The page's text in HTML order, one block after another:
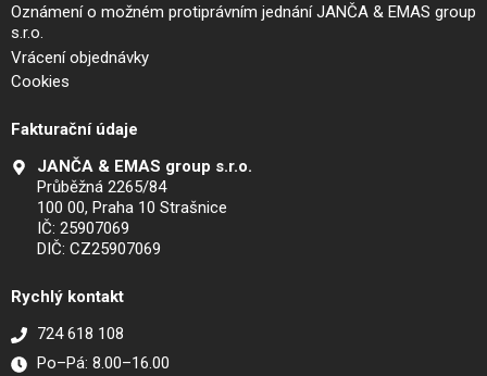
Oznámení o možném protiprávním jednání JANČA & EMAS group
s.r.o.
Vrácení objednávky
Cookies
Fakturační údaje
JANČA & EMAS group s.r.o.
Průběžná 2265/84
100 00, Praha 10 Strašnice
IČ: 25907069
DIČ: CZ25907069
Rychlý kontakt
724 618 108
Po–Pá: 8.00–16.00